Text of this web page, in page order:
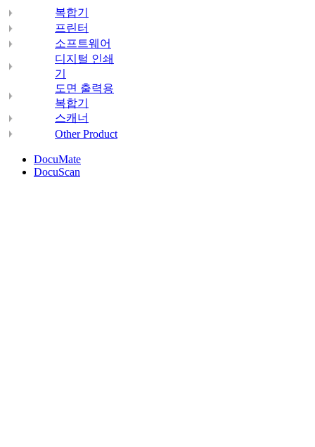
복합기
프린터
소프트웨어
디지털 인쇄
기
도면 출력용
복합기
스캐너
Other Product
DocuMate
DocuScan